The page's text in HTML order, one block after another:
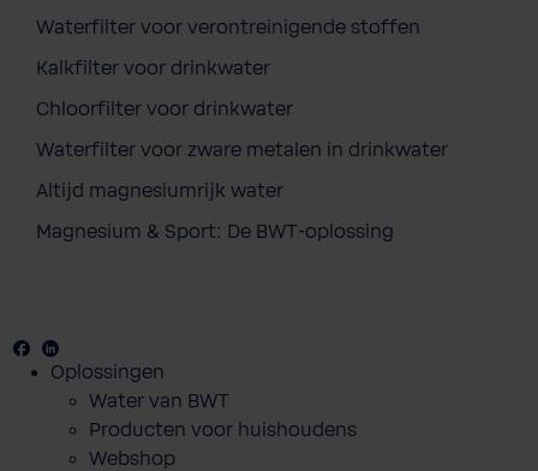
Waterfilter voor verontreinigende stoffen
Kalkfilter voor drinkwater
Chloorfilter voor drinkwater
Waterfilter voor zware metalen in drinkwater
Altijd magnesiumrijk water
Magnesium & Sport: De BWT-oplossing
Facebook
Youtube
Oplossingen
Water van BWT
Producten voor huishoudens
Webshop